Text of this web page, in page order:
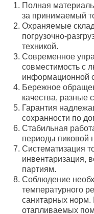
Полная
за принимаемый
Охраняемые
погрузочно-
техникой.
Современное
совместимость с
информационной
Бережное
качества, разные
Гарантия
сохранности по
Стабильная
периоды пиковой
Систематизация
инвентаризация,
партиям.
Соблюдение
температурного
санитарных норм.
отапливаемых